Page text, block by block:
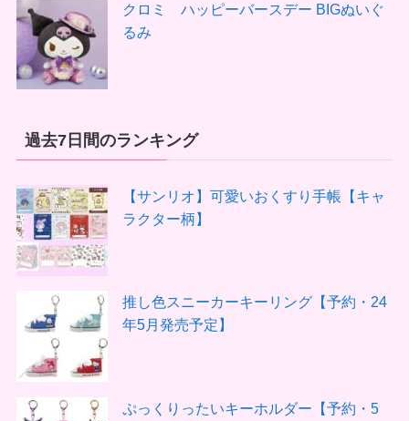
クロミ ハッピーバースデー BIGぬいぐ
るみ
過去7日間のランキング
【サンリオ】可愛いおくすり手帳【キャ
ラクター柄】
推し色スニーカーキーリング【予約・24
年5月発売予定】
ぷっくりったいキーホルダー【予約・5